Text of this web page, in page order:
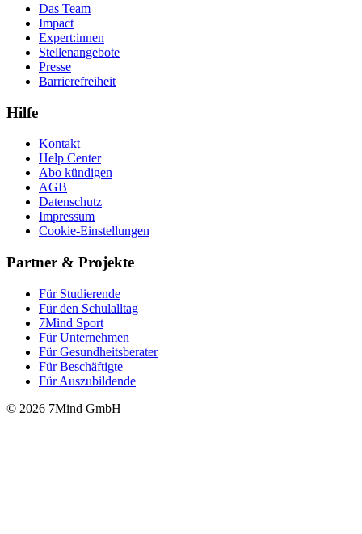
Das Team
Impact
Expert:innen
Stellenangebote
Presse
Barrierefreiheit
Hilfe
Kontakt
Help Center
Abo kündigen
AGB
Datenschutz
Impressum
Cookie-Einstellungen
Partner & Projekte
Für Stu­die­rende
Für den Schulalltag
7Mind Sport
Für Unter­neh­men
Für Gesund­heits­be­ra­ter
Für Beschäftigte
Für Auszubildende
© 2026 7Mind GmbH